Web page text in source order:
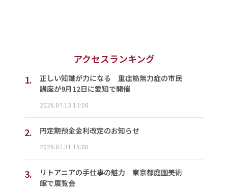
アクセスランキング
1.
正しい知識が力になる 重症筋無力症の市民
講座が9月12日に愛知で開催
2026.07.13 13:00
2. 円定期預金金利改定のお知らせ
2026.07.31 15:00
3.
リトアニアの手仕事の魅力 東京都庭園美術
館で展覧会